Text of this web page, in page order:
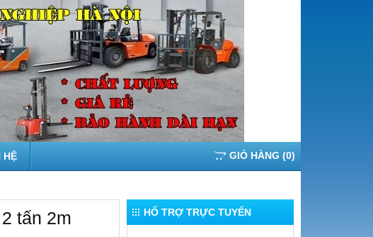
HỆ GIỎ HÀNG (0)
tấn 2m
HỔ TRỢ TRỰC TUYẾN